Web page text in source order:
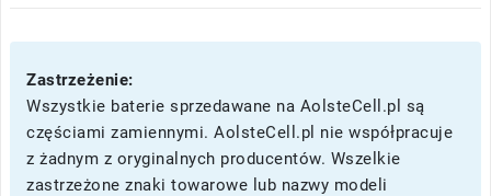
Zastrzeżenie:
Wszystkie baterie sprzedawane na AolsteCell.pl są
częściami zamiennymi. AolsteCell.pl nie współpracuje
z żadnym z oryginalnych producentów. Wszelkie
zastrzeżone znaki towarowe lub nazwy modeli